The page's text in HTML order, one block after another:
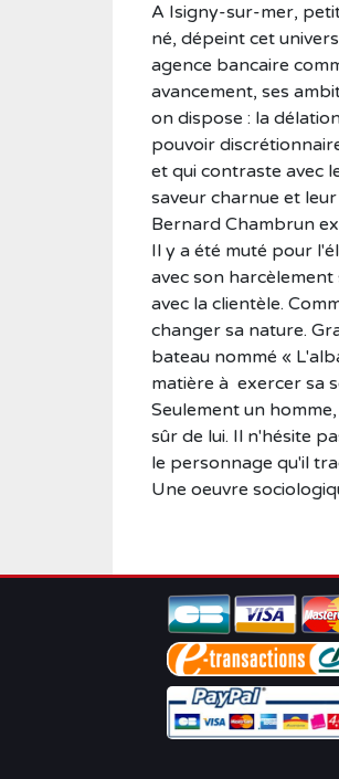
A Isigny-sur-mer,
né, dépeint cet
agence bancaire
avancement, ses
on dispose : la
pouvoir
et qui contraste avec
saveur charnue et
Bernard Chambrun
Il y a été muté pour
avec son
avec la clientèle.
changer sa nature.
bateau nommé «
matière à exercer sa
Seulement un
sûr de lui. Il n'hésite
le personnage qu'il
Une oeuvre